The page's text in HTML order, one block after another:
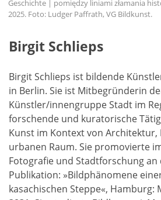
Geschichte | pomiędzy liniami złamania
2025. Foto: Ludger Paffrath, VG Bildkunst.
Birgit Schlieps
Birgit Schlieps ist bildende
in Berlin. Sie ist Mitbegründerin
Künstler/innengruppe Stadt im
forschende und kuratorische
Kunst im Kontext von Architektur,
urbanen Raum. Sie promovierte
Fotografie und Stadtforschung an
Publikation: »Bildphänomene
kasachischen Steppe«, Hamburg: